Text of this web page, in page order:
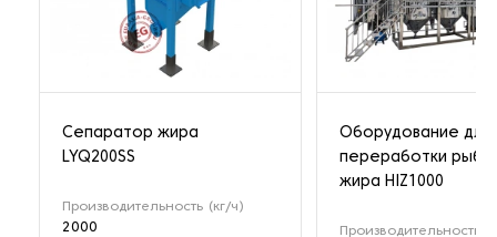
Сепаратор жира
LYQ200SS
Производительность (кг/ч)
2000
Оборудование для
переработки
жира HIZ1000
Производительность